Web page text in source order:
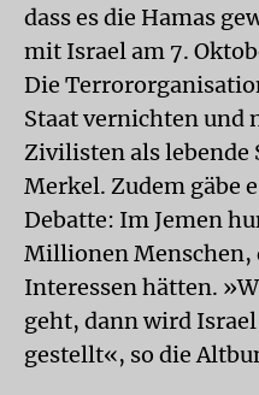
dass es die Hamas
mit Israel am 7.
Die
Staat vernichten und
Zivilisten als lebende
Merkel. Zudem gäbe
Debatte: Im Jemen
Millionen Menschen,
Interessen hätten.
geht, dann wird
gestellt«, so die